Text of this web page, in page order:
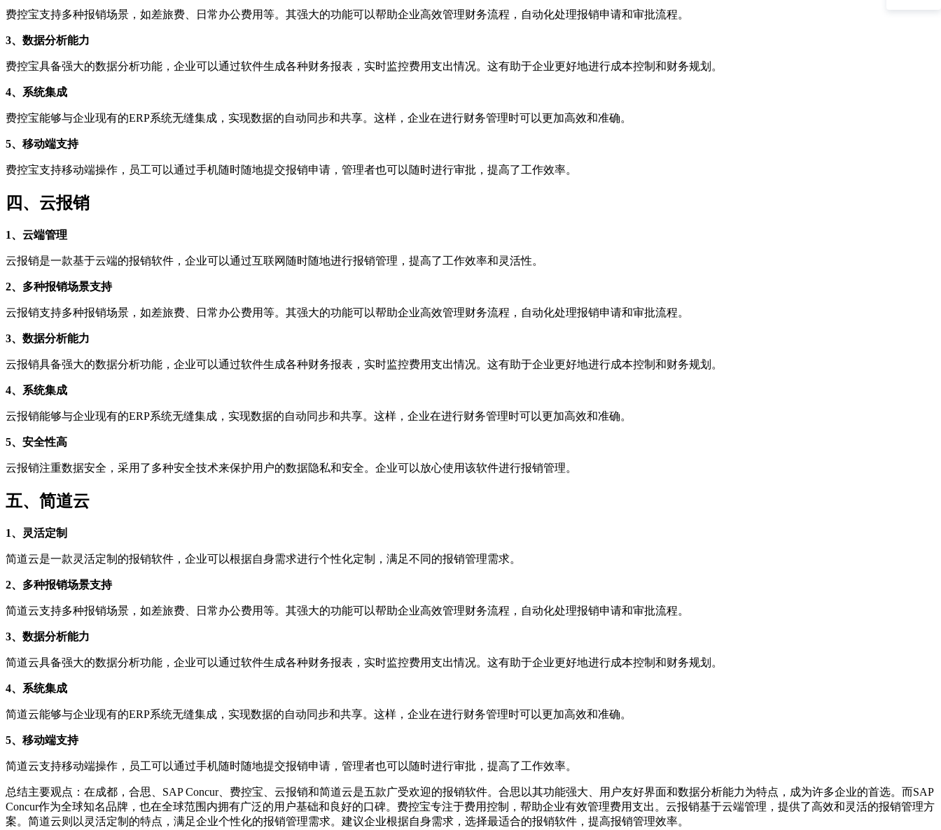
费控宝支持多种报销场景，如差旅费、日常办公费用等。其强大的功能可以帮助企业高效管理财务流程，自动化处理报销申请和审批流程。
3、数据分析能力
费控宝具备强大的数据分析功能，企业可以通过软件生成各种财务报表，实时监控费用支出情况。这有助于企业更好地进行成本控制和财务规划。
4、系统集成
费控宝能够与企业现有的ERP系统无缝集成，实现数据的自动同步和共享。这样，企业在进行财务管理时可以更加高效和准确。
5、移动端支持
费控宝支持移动端操作，员工可以通过手机随时随地提交报销申请，管理者也可以随时进行审批，提高了工作效率。
四、云报销
1、云端管理
云报销是一款基于云端的报销软件，企业可以通过互联网随时随地进行报销管理，提高了工作效率和灵活性。
2、多种报销场景支持
云报销支持多种报销场景，如差旅费、日常办公费用等。其强大的功能可以帮助企业高效管理财务流程，自动化处理报销申请和审批流程。
3、数据分析能力
云报销具备强大的数据分析功能，企业可以通过软件生成各种财务报表，实时监控费用支出情况。这有助于企业更好地进行成本控制和财务规划。
4、系统集成
云报销能够与企业现有的ERP系统无缝集成，实现数据的自动同步和共享。这样，企业在进行财务管理时可以更加高效和准确。
5、安全性高
云报销注重数据安全，采用了多种安全技术来保护用户的数据隐私和安全。企业可以放心使用该软件进行报销管理。
五、简道云
1、灵活定制
简道云是一款灵活定制的报销软件，企业可以根据自身需求进行个性化定制，满足不同的报销管理需求。
2、多种报销场景支持
简道云支持多种报销场景，如差旅费、日常办公费用等。其强大的功能可以帮助企业高效管理财务流程，自动化处理报销申请和审批流程。
3、数据分析能力
简道云具备强大的数据分析功能，企业可以通过软件生成各种财务报表，实时监控费用支出情况。这有助于企业更好地进行成本控制和财务规划。
4、系统集成
简道云能够与企业现有的ERP系统无缝集成，实现数据的自动同步和共享。这样，企业在进行财务管理时可以更加高效和准确。
5、移动端支持
简道云支持移动端操作，员工可以通过手机随时随地提交报销申请，管理者也可以随时进行审批，提高了工作效率。
总结主要观点：在成都，合思、SAP Concur、费控宝、云报销和简道云是五款广受欢迎的报销软件。合思以其功能强大、用户友好界面和数据分析能力为特点，成为许多企业的首选。而SAP
Concur作为全球知名品牌，也在全球范围内拥有广泛的用户基础和良好的口碑。费控宝专注于费用控制，帮助企业有效管理费用支出。云报销基于云端管理，提供了高效和灵活的报销管理方
案。简道云则以灵活定制的特点，满足企业个性化的报销管理需求。建议企业根据自身需求，选择最适合的报销软件，提高报销管理效率。